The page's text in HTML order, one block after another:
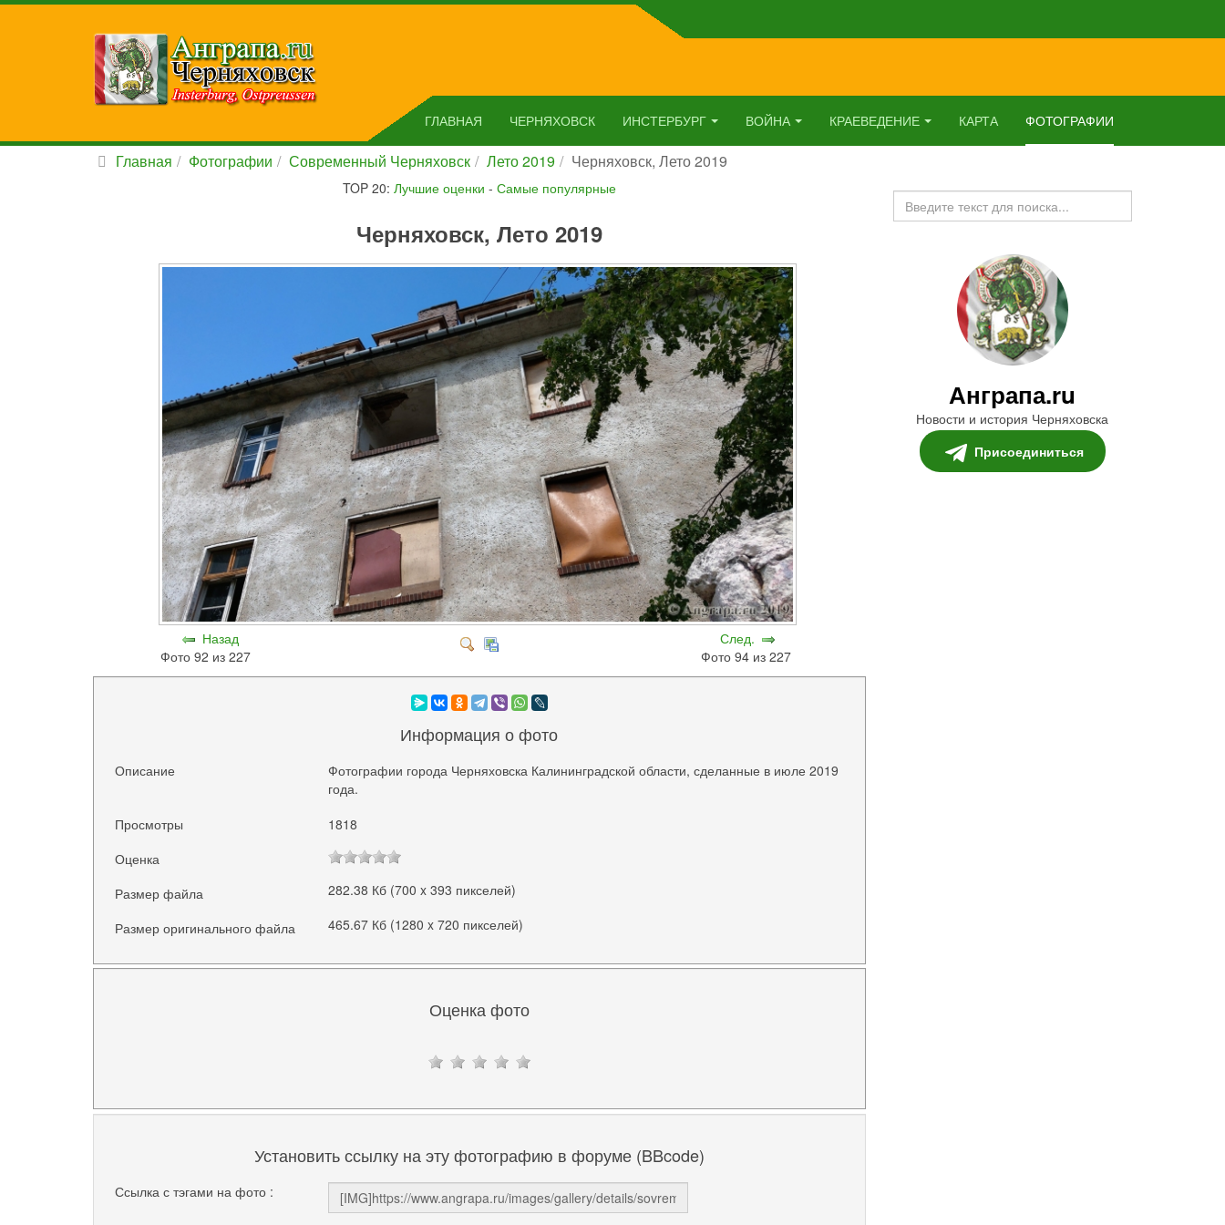
ГЛАВНАЯ ЧЕРНЯХОВСК ИНСТЕРБУРГ ВОЙНА КРАЕВЕДЕНИЕ КАРТА ФОТОГРАФИИ
Главная Фотографии Современный Черняховск Лето 2019 Черняховск, Лето 2019
TOP 20: Лучшие оценки - Самые популярные
Черняховск, Лето 2019
Назад
Фото 92 из 227
След.
Фото 94 из 227
Информация о фото
Описание
Фотографии города Черняховска Калининградской области, сделанные в июле 2019
года.
Просмотры
1818
Оценка
Размер файла
282.38 Кб (700 x 393 пикселей)
Размер оригинального файла 465.67 Кб (1280 x 720 пикселей)
Оценка фото
Установить ссылку на эту фотографию в форуме (BBcode)
Ссылка с тэгами на фото :
Искать...
Анграпа.ru
Новости и история Черняховска
Присоединиться